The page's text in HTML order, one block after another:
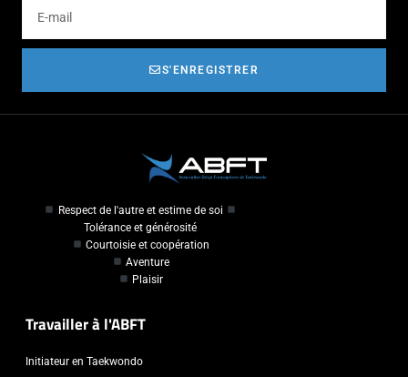
S'ENREGISTRER
Respect de l'autre et estime de soi
Tolérance et générosité
Courtoisie et coopération
Aventure
Plaisir
Travailler à l'ABFT
Initiateur en Taekwondo